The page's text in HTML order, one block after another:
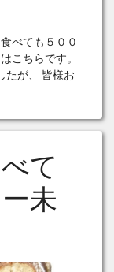
べても５００
こちらです。
たが、 皆様お
て
未